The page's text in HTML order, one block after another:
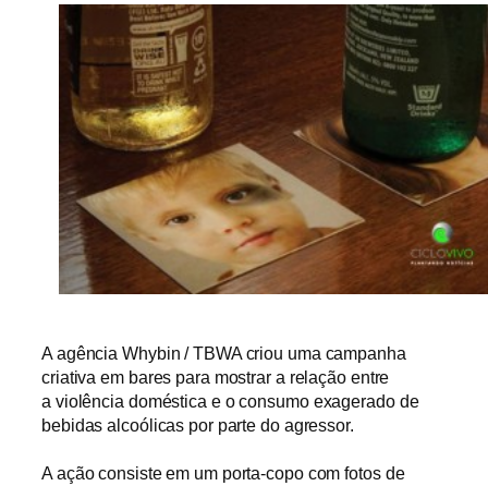
A agência Whybin / TBWA criou uma campanha
criativa em bares para mostrar a relação entre
a violência doméstica e oconsumo exagerado de
bebidas alcoólicas por parte do agressor.
A ação consiste em um porta-copo com fotos de